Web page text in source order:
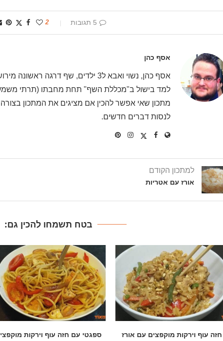
5 תגובות 2
אסף כהן
אסף כהן, נשוי ואבא ל3 ילדים, שף
למד בישול ב"מכללת השף" תחת מחבתו (תרתי משמע)
מתכון שאי אפשר להכין אם מציגים את המתכון בצורה
לנסות דברים חדשים.
למתכון הקודם
אורז עם אטריות
בטח תשמחו להכין גם:
ספגטי עם חזה עוף וירקות מוקפצים עוף בצ'ילי מתוק ואננס